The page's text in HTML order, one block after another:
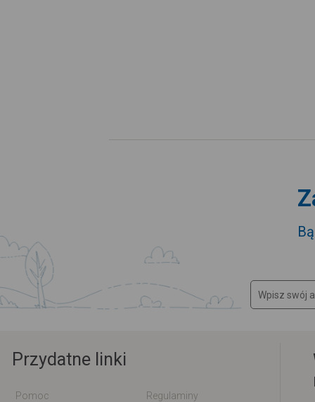
Przydatne linki
Pomoc
Regulaminy